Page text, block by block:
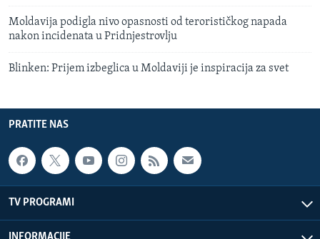
Moldavija podigla nivo opasnosti od terorističkog napada
nakon incidenata u Pridnjestrovlju
Blinken: Prijem izbeglica u Moldaviji je inspiracija za svet
PRATITE NAS
TV PROGRAMI